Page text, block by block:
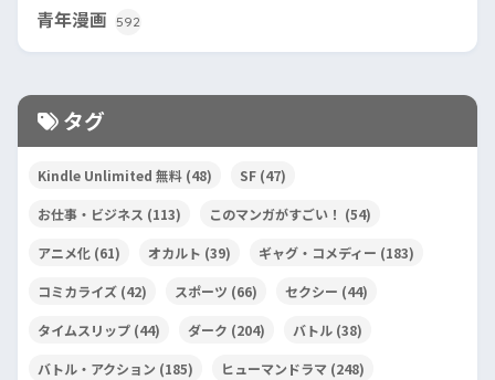
青年漫画 592
タグ
Kindle Unlimited 無料 (48) SF (47)
お仕事・ビジネス (113) このマンガがすごい！ (54)
アニメ化 (61) オカルト (39) ギャグ・コメディー (183)
コミカライズ (42) スポーツ (66) セクシー (44)
タイムスリップ (44) ダーク (204) バトル (38)
バトル・アクション (185) ヒューマンドラマ (248)